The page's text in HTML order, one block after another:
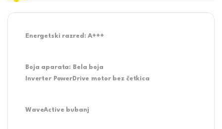
Energetski razred:A+++
Boja aparata:
Bela boja
Inverter PowerDrive motor bez četkica
WaveActive bubanj